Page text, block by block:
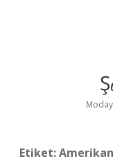
Etiket: